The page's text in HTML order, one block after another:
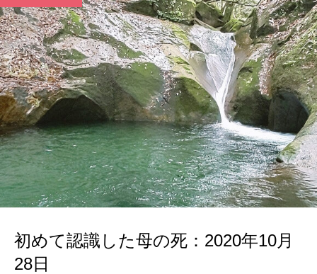
初めて認識した母の死：2020年10月
28日